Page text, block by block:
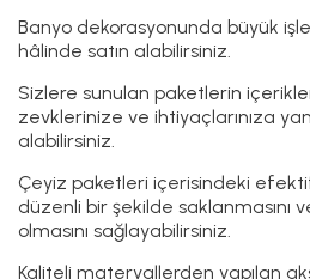
Banyo dekorasyonunda büyük
hâlinde satın alabilirsiniz.
Sizlere sunulan paketlerin
zevklerinize ve ihtiyaçlarınıza
alabilirsiniz.
Çeyiz paketleri içerisindeki efektif
düzenli bir şekilde saklanmasını
olmasını sağlayabilirsiniz.
Kaliteli materyallerden yapılan